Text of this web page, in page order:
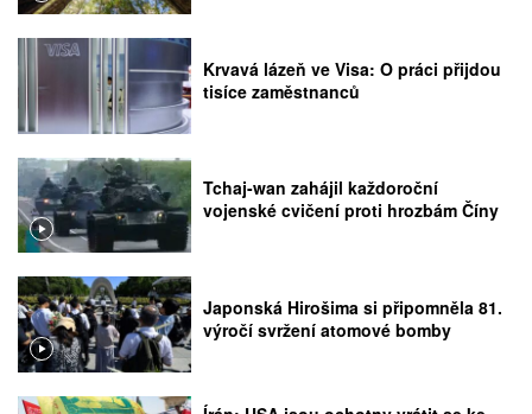
Krvavá lázeň ve Visa: O práci přijdou
tisíce zaměstnanců
Tchaj-wan zahájil každoroční
vojenské cvičení proti hrozbám Číny
Japonská Hirošima si připomněla 81.
výročí svržení atomové bomby